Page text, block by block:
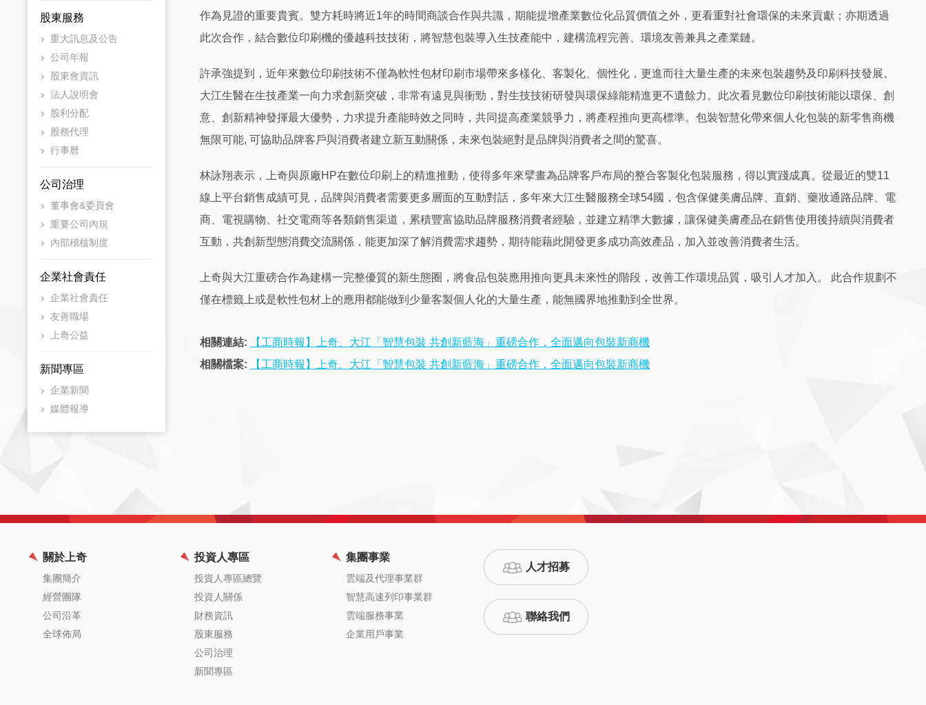
股東服務
重大訊息及公告
公司年報
股東會資訊
法人說明會
股利分配
股務代理
行事曆
公司治理
董事會&委員會
重要公司內規
內部稽核制度
企業社會責任
企業社會責任
友善職場
上奇公益
新聞專區
企業新聞
媒體報導
作為見證的重要貴賓。雙方耗時將近1年的時間商談合作與共識，期能提增產業數位化品質價值之外，更看重對社會環保的未來貢獻；亦期透過
此次合作，結合數位印刷機的優越科技技術，將智慧包裝導入生技產能中，建構流程完善、環境友善兼具之產業鏈。
許承強提到，近年來數位印刷技術不僅為軟性包材印刷市場帶來多樣化、客製化、個性化，更進而往大量生產的未來包裝趨勢及印刷科技發展。
大江生醫在生技產業一向力求創新突破，非常有遠見與衝勁，對生技技術研發與環保綠能精進更不遺餘力。此次看見數位印刷技術能以環保、創
意、創新精神發揮最大優勢，力求提升產能時效之同時，共同提高產業競爭力，將產程推向更高標準。包裝智慧化帶來個人化包裝的新零售商機
無限可能, 可協助品牌客戶與消費者建立新互動關係，未來包裝絕對是品牌與消費者之間的驚喜。
林詠翔表示，上奇與原廠HP在數位印刷上的精進推動，使得多年來擘畫為品牌客戶布局的整合客製化包裝服務，得以實踐成真。從最近的雙11
線上平台銷售成績可見，品牌與消費者需要更多層面的互動對話，多年來大江生醫服務全球54國，包含保健美膚品牌、直銷、藥妝通路品牌、電
商、電視購物、社交電商等各類銷售渠道，累積豐富協助品牌服務消費者經驗，並建立精準大數據，讓保健美膚產品在銷售使用後持續與消費者
互動，共創新型態消費交流關係，能更加深了解消費需求趨勢，期待能藉此開發更多成功高效產品，加入並改善消費者生活。
上奇與大江重磅合作為建構一完整優質的新生態圈，將食品包裝應用推向更具未來性的階段，改善工作環境品質，吸引人才加入。 此合作規劃不
僅在標籤上或是軟性包材上的應用都能做到少量客製個人化的大量生產，能無國界地推動到全世界。
相關連結:
【工商時報】上奇、大江「智慧包裝 共創新藍海」重磅合作，全面邁向包裝新商機
相關檔案:
【工商時報】上奇、大江「智慧包裝 共創新藍海」重磅合作，全面邁向包裝新商機
關於上奇
集團簡介
經營團隊
公司沿革
全球佈局
投資人專區
投資人專區總覽
投資人關係
財務資訊
股東服務
公司治理
新聞專區
集團事業
雲端及代理事業群
智慧高速列印事業群
雲端服務事業
企業用戶事業
人才招募
聯絡我們